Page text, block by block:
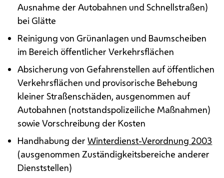
Ausnahme der Autobahnen und Schnellstraßen)
bei Glätte
Reinigung von Grünanlagen und Baumscheiben
im Bereich öffentlicher Verkehrsflächen
Absicherung von Gefahrenstellen auf öffentlichen
Verkehrsflächen und provisorische Behebung
kleiner Straßenschäden, ausgenommen auf
Autobahnen (notstandspolizeiliche Maßnahmen)
sowie Vorschreibung der Kosten
Handhabung derWinterdienst-Verordnung 2003
(ausgenommen Zuständigkeitsbereiche anderer
Dienststellen)